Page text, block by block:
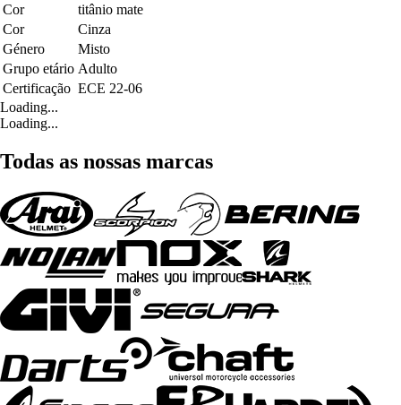
Cor
titânio mate
Cor
Cinza
Género
Misto
Grupo etário Adulto
Certificação ECE 22-06
Loading...
Loading...
Todas as nossas marcas